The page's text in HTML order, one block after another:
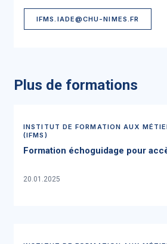
IFMS.IADE@CHU-NIMES.FR
Plus de formations
INSTITUT DE FORMATION AUX
(IFMS)
Formation échoguidage pour
20.01.2025